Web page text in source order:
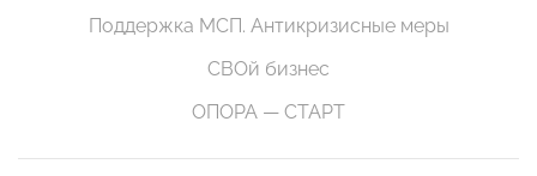
Поддержка МСП. Антикризисные меры
СВОй бизнес
ОПОРА — СТАРТ